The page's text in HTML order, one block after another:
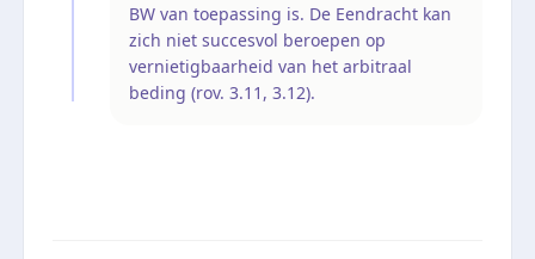
BW van toepassing is. De Eendracht kan
zich niet succesvol beroepen op
vernietigbaarheid van het arbitraal
beding (rov. 3.11, 3.12).